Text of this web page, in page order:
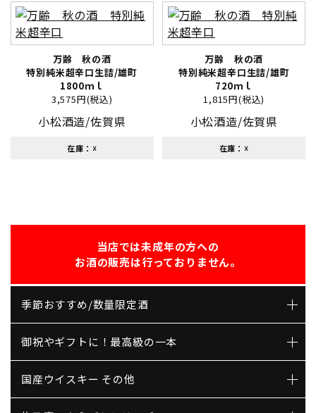
万齢 秋の酒
特別純米超辛口生詰/雄町
1800ｍｌ
3,575円(税込)
小松酒造/佐賀県
在庫：☓
万齢 秋の酒
特別純米超辛口生詰/雄町
720ｍｌ
1,815円(税込)
小松酒造/佐賀県
在庫：☓
当店では未成年の方への
お酒の販売は行っておりません。
季節おすすめ/数量限定酒
御祝やギフトに！最高級の一本
国産ウイスキー その他